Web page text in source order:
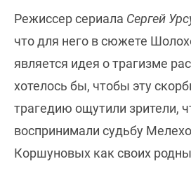
Режиссер сериала Сергей
что для него в сюжете
является идея о трагизме
хотелось бы, чтобы эту
трагедию ощутили зрители,
воспринимали судьбу
Коршуновых как своих